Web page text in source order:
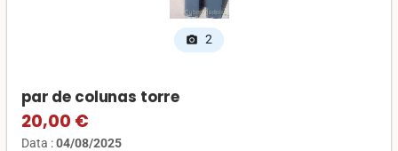
photo_camera 2
par de colunas torre
20,00 €
Data :04/08/2025